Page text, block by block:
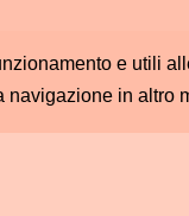
e utili
in altro